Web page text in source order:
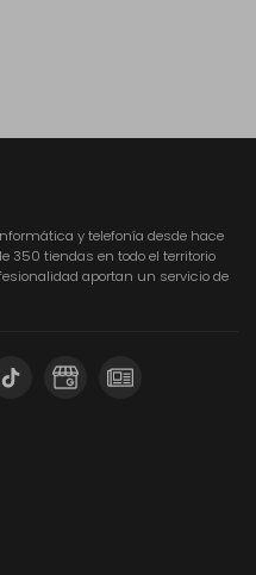
y telefonía desde hace
350 tiendas en todo el territorio
aportan un servicio de